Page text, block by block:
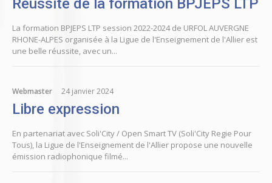
Réussite de la formation BPJEPS LTP
La formation BPJEPS LTP session 2022-2024 de URFOL AUVERGNE
RHONE-ALPES organisée à la Ligue de l'Enseignement de l'Allier est
une belle réussite, avec un...
Webmaster 24 janvier 2024
Libre expression
En partenariat avec Soli'City / Open Smart TV (Soli'City Regie Pour
Tous), la Ligue de l'Enseignement de l'Allier propose une nouvelle
émission radiophonique filmé...